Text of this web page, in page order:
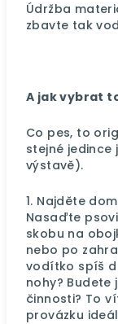
Údržba
zbavte tak
A jak vybrat
Co pes, to
stejné jedince
výstavě).
1. Najděte
Nasaďte
skobu na
nebo po
vodítko spíš
nohy?
činnosti? To
provázku